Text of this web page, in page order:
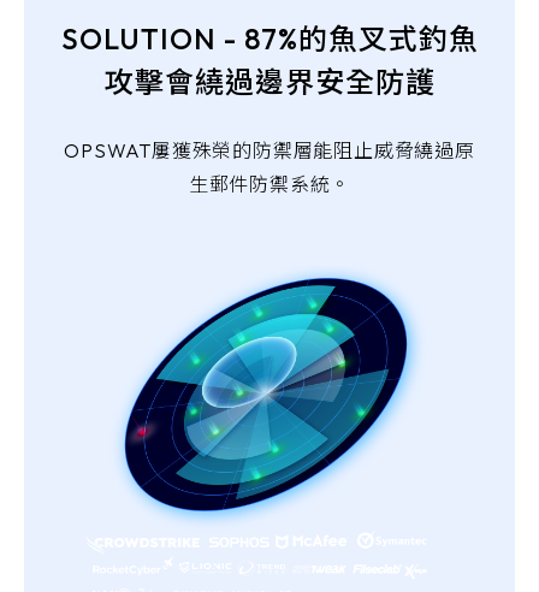
SOLUTION - 87%的魚叉式釣魚
攻擊會繞過邊界安全防護
OPSWAT屢獲殊榮的防禦層能阻止威脅繞過原
生郵件防禦系統。